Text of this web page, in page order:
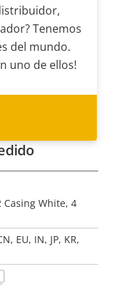
Tenemos
del mundo.
uno de ellos!
Casing White, 4
EU, IN, JP, KR,